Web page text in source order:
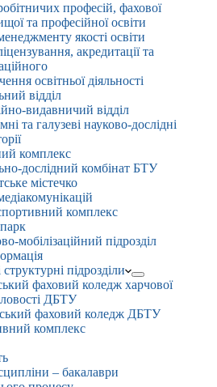
професій, фахової
та професійної освіти
якості освіти
акредитації та
освітньої діяльності
відділ
видавничий відділ
та галузеві науково-дослідні
комплекс
дослідний комбінат БТУ
містечко
комплекс
мобілізаційний підрозділ
підрозділи
фаховий коледж харчової
ДБТУ
фаховий коледж ДБТУ
комплекс
– бакалаври